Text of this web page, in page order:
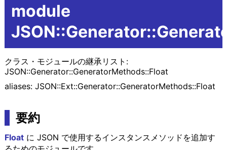
module
クラス・モジュールの継承リスト:
JSON::Generator::GeneratorMethods::Float
aliases: JSON::Ext::Generator::GeneratorMethods::Float
要約
Floatに JSON で使用するインスタンスメソッドを追加す